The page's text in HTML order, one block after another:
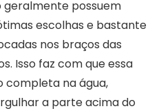
geralmente possuem
escolhas e bastante
nos braços das
Isso faz com que essa
completa na água,
a parte acima do